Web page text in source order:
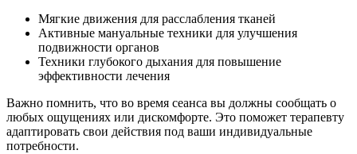
Мягкие движения для расслабления тканей
Активные мануальные техники для улучшения
подвижности органов
Техники глубокого дыхания для повышение
эффективности лечения
Важно помнить, что во время сеанса вы должны сообщать о
любых ощущениях или дискомфорте. Это поможет терапевту
адаптировать свои действия под ваши индивидуальные
потребности.